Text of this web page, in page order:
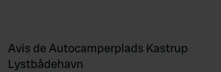
Avis de Autocamperplads Kastrup
Lystbådehavn